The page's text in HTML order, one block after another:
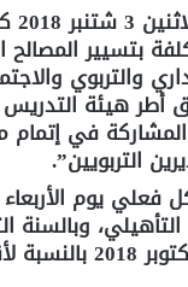
بتسيير المصالح
والتربوي
والمشاركة في
التربويين”.
وبالسنة